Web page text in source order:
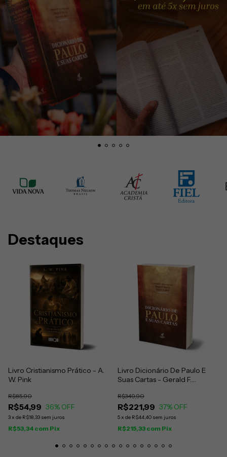
Destaques
Livro Cristianismo Prático - A.
W. Pink
R$54,99
R$85,90
36% OFF
3x de R$18,33 sem juros
R$53,34 com Pix
Livro Dicionário De Paulo E
Suas Cartas - Gerald F.
Daniel G. Reid
R$221,99
R$349,90
37% OFF
5x de R$44,40 sem juros
R$215,33 com Pix